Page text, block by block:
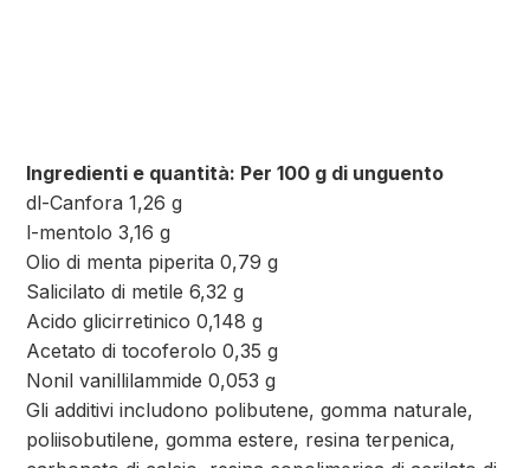
Ingredienti e quantità: Per 100 g di unguento
dl-Canfora 1,26 g
l-mentolo 3,16 g
Olio di menta piperita 0,79 g
Salicilato di metile 6,32 g
Acido glicirretinico 0,148 g
Acetato di tocoferolo 0,35 g
Nonil vanillilammide 0,053 g
Gli additivi includono polibutene, gomma naturale,
poliisobutilene, gomma estere, resina terpenica,